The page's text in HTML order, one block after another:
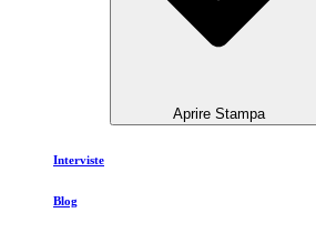
Aprire Stampa
Interviste
Blog